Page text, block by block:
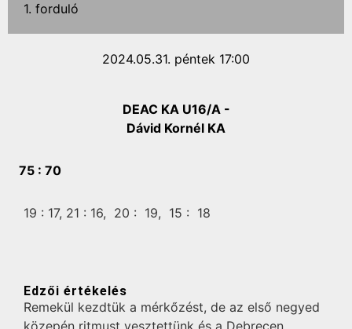
1. forduló
2024.05.31. péntek 17:00
DEAC KA U16/A -
Dávid Kornél KA
75 : 70
19 : 17, 21 : 16, 20 : 19, 15 : 18
Edzői értékelés
Remekül kezdtük a mérkőzést, de az első negyed
közepén ritmust vesztettünk és a Debrecen